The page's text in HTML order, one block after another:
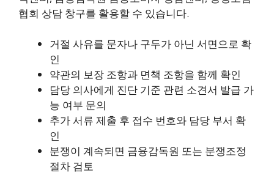
협회 상담 창구를 활용할 수 있습니다.
거절 사유를 문자나 구두가 아닌 서면으로 확
인
약관의 보장 조항과 면책 조항을 함께 확인
담당 의사에게 진단 기준 관련 소견서 발급 가
능 여부 문의
추가 서류 제출 후 접수 번호와 담당 부서 확
인
분쟁이 계속되면 금융감독원 또는 분쟁조정
절차 검토